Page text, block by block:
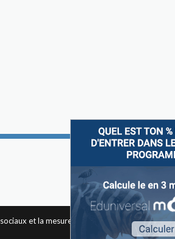
Suivez-nous sur
et la mesure d'audience des pages du